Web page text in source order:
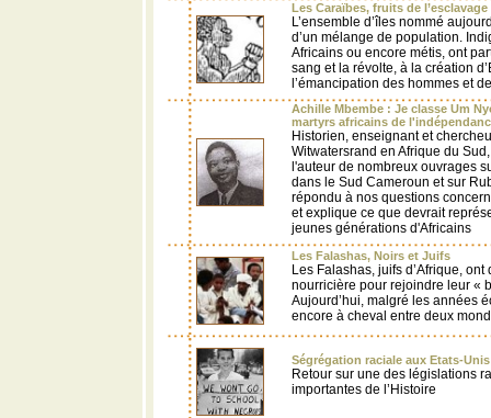
Les Caraïbes, fruits de
L’ensemble d’îles nommé
d’un mélange de population.
Africains ou encore métis, ont
sang et la révolte, à la création
l’émancipation des hommes et
Achille Mbembe : Je classe Um
martyrs africains de
Historien, enseignant et
Witwatersrand en Afrique du
l'auteur de nombreux ouvrages
dans le Sud Cameroun et sur
répondu à nos questions
et explique ce que devrait
jeunes générations d'Africains
Les Falashas, Noirs et Juifs
Les Falashas, juifs d’Afrique, ont
nourricière pour rejoindre leur «
Aujourd’hui, malgré les années
encore à cheval entre deux
Ségrégation raciale aux Etats-
Retour sur une des législations
importantes de l’Histoire